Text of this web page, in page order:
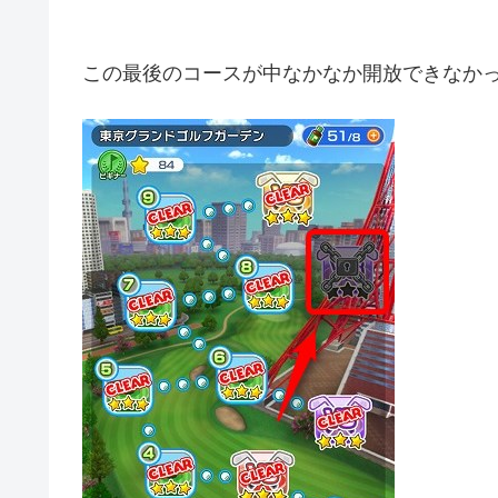
この最後のコースが中なかなか開放できなか